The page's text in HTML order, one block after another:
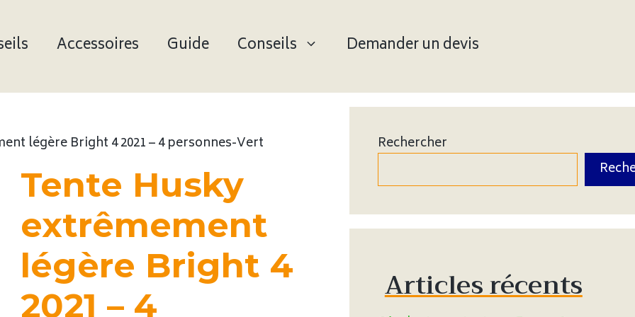
Accessoires Guide Conseils Demander un devis
légère Bright 4 2021 – 4 personnes-Vert
Tente Husky
extrêmement
légère Bright 4
2021 – 4
Rechercher
Articles récents